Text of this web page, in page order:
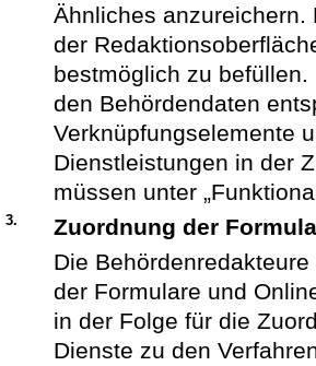
Ähnliches anzureichern.
der
bestmöglich zu
den Behördendaten
Verknüpfungselemente
Dienstleistungen in der
müssen unter
3.
Zuordnung der
Die
der Formulare und
in der Folge für die
Dienste zu den